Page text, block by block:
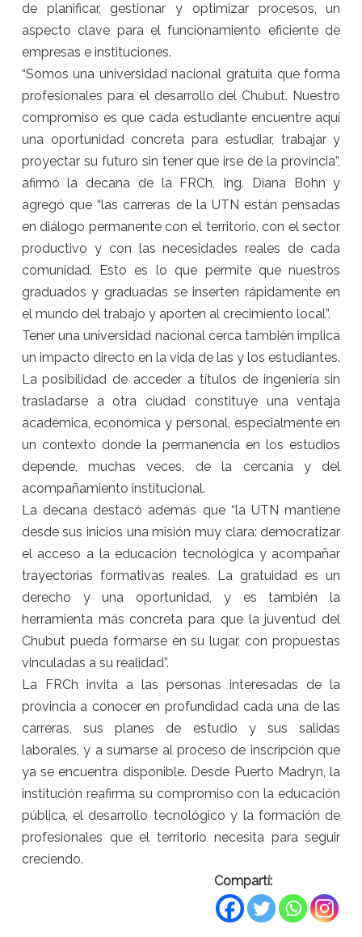
de planificar, gestionar y optimizar procesos, un
aspecto clave para el funcionamiento eficiente de
empresas e instituciones.
“Somos una universidad nacional gratuita que forma
profesionales para el desarrollo del Chubut. Nuestro
compromiso es que cada estudiante encuentre aquí
una oportunidad concreta para estudiar, trabajar y
proyectar su futuro sin tener que irse de la provincia”,
afirmó la decana de la FRCh, Ing. Diana Bohn y
agregó que “las carreras de la UTN están pensadas
en diálogo permanente con el territorio, con el sector
productivo y con las necesidades reales de cada
comunidad. Esto es lo que permite que nuestros
graduados y graduadas se inserten rápidamente en
el mundo del trabajo y aporten al crecimiento local”.
Tener una universidad nacional cerca también implica
un impacto directo en la vida de las y los estudiantes.
La posibilidad de acceder a títulos de ingeniería sin
trasladarse a otra ciudad constituye una ventaja
académica, económica y personal, especialmente en
un contexto donde la permanencia en los estudios
depende, muchas veces, de la cercanía y del
acompañamiento institucional.
La decana destacó además que “la UTN mantiene
desde sus inicios una misión muy clara: democratizar
el acceso a la educación tecnológica y acompañar
trayectorias formativas reales. La gratuidad es un
derecho y una oportunidad, y es también la
herramienta más concreta para que la juventud del
Chubut pueda formarse en su lugar, con propuestas
vinculadas a su realidad”.
La FRCh invita a las personas interesadas de la
provincia a conocer en profundidad cada una de las
carreras, sus planes de estudio y sus salidas
laborales, y a sumarse al proceso de inscripción que
ya se encuentra disponible. Desde Puerto Madryn, la
institución reafirma su compromiso con la educación
pública, el desarrollo tecnológico y la formación de
profesionales que el territorio necesita para seguir
creciendo.
Compartí: